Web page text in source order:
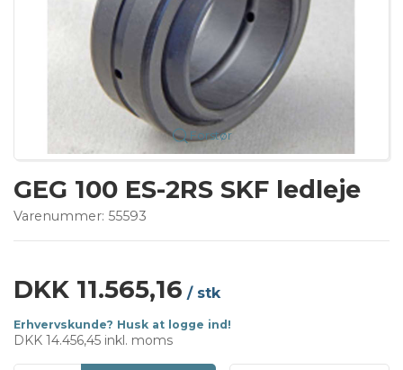
Forstør
GEG 100 ES-2RS SKF ledleje
Varenummer: 55593
DKK 11.565,16 / stk
Erhvervskunde? Husk at logge ind!
DKK 14.456,45 inkl. moms